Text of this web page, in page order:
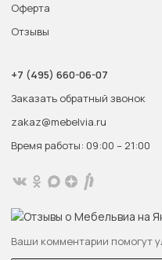
Оферта
Отзывы
+7 (495) 660-06-07
Заказать обратный звонок
zakaz@mebelvia.ru
Время работы: 09:00 – 21:00
Ваши комментарии помогут